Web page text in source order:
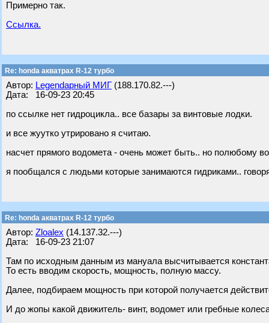
Примерно так.
Ссылка.
Re: honda акватрах R-12 турбо
Автор: Legendарный МИГ (188.170.82.---)
Дата: 16-09-23 20:45
по ссылке нет гидроцикла.. все базары за винтовые лодки.
и все жуутко утрировано я считаю.
насчет прямого водомета - очень может быть.. но полюбому
я пообщался с людьми которые занимаются гидриками..
Re: honda акватрах R-12 турбо
Автор: Zloalex (14.137.32.---)
Дата: 16-09-23 21:07
Там по исходным данным из мануала высчитывается
То есть вводим скорость, мощность, полную массу.
Далее, подбираем мощность при которой получается
И до жопы какой движитель- винт, водомет или гребные